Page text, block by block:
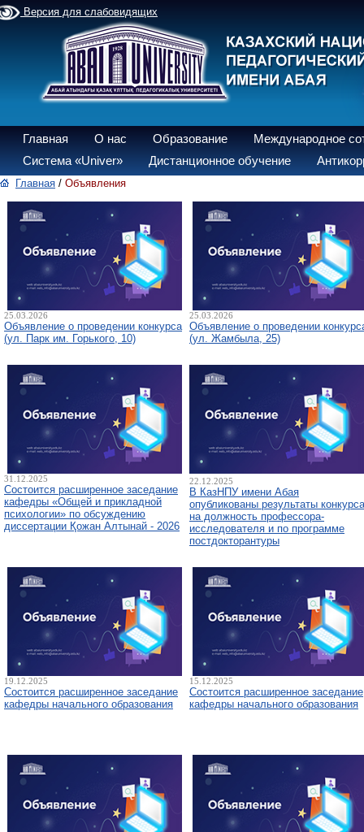
Версия для слабовидящих
Главная О нас Образование
Международное
Система «Univer»
Дистанционное обучение
Главная / Объявления
25.03.2026
Объявление о проведении конкурса
(ул. Парк им. Горького, 10)
25.03.2026
Объявление о проведении
(ул. Жамбыла, 25)
31.12.2025
Состоится расширенное заседание
кафедры «Общей и прикладной
психологии» по обсуждению
диссертации Қожан Алтынай - 2026
22.12.2025
В КазНПУ имени Абая
опубликованы результаты конкурса
на должность профессора-
исследователя и по программе
постдокторантуры
19.12.2025
Состоится расширенное заседание
кафедры начального образования
15.12.2025
Состоится расширенное заседание
кафедры начального образования